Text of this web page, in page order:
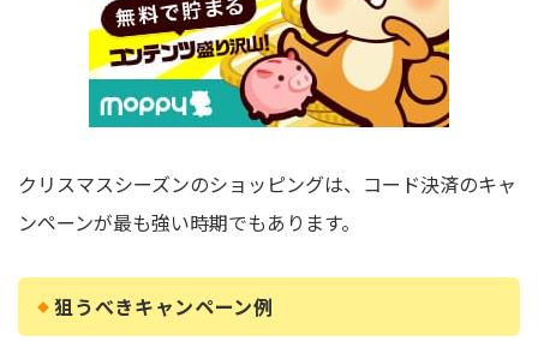
クリスマスシーズンのショッピングは、コード決済のキャ
ンペーンが最も強い時期でもあります。
狙うべきキャンペーン例